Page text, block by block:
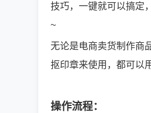
技巧，一键就可以搞定
~
无论是电商卖货制作商
抠印章来使用，都可以
操作流程：